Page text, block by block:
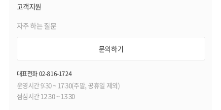
고객지원
자주 하는 질문
문의하기
대표전화 02-816-1724
운영시간 9:30 ~ 17:30(주말, 공휴일 제외)
점심시간 12:30 ~ 13:30